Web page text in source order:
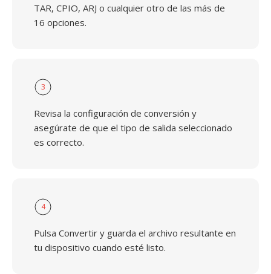
TAR, CPIO, ARJ o cualquier otro de las más de
16 opciones.
3
Revisa la configuración de conversión y
asegúrate de que el tipo de salida seleccionado
es correcto.
4
Pulsa Convertir y guarda el archivo resultante en
tu dispositivo cuando esté listo.